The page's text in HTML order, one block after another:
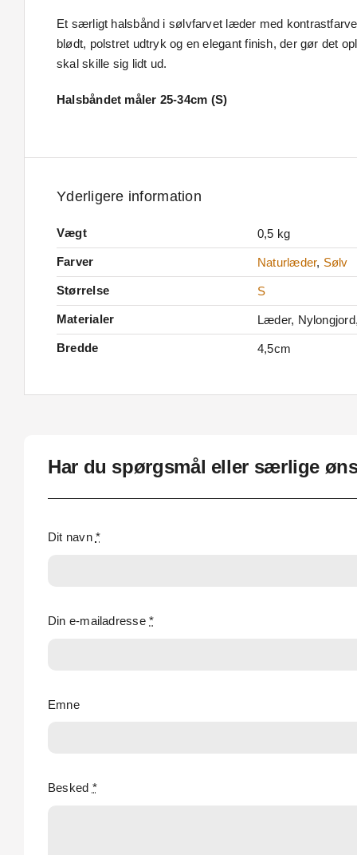
Et særligt halsbånd i sølvfarvet læder med
blødt, polstret udtryk og en elegant finish, der gør det
skal skille sig lidt ud.
Halsbåndet måler 25-34cm (S)
Yderligere information
Vægt 0,5 kg
Farver Naturlæder, Sølv
Størrelse S
Materialer Læder,
Bredde 4,5cm
Har du spørgsmål eller særlige
Dit navn *
Din e-mailadresse*
Emne
Besked *